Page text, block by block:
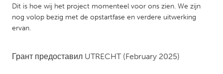
Baltimore, MD
Boston, MA
Chicago, IL
Cleveland, OH
Dit is hoe wij het project momenteel voor ons zien. We zijn
nog volop bezig met de opstartfase en verdere uitwerking
ervan.
Грант предоставил UTRECHT (February 2025)